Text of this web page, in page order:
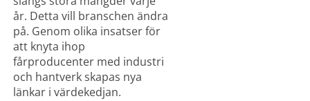
år. Detta vill branschen ändra
på. Genom olika insatser för
att knyta ihop
fårproducenter med industri
och hantverk skapas nya
länkar i värdekedjan.